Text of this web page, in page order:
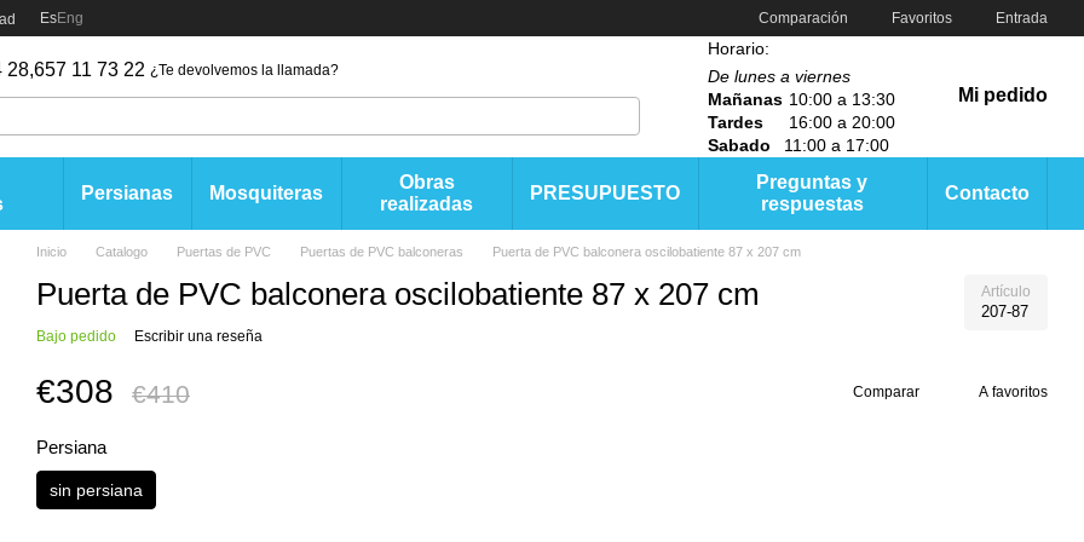
EsEng Comparación Favoritos Entrada
28,657 11 73 22 ¿Te devolvemos la llamada?
Horario:
De lunes a viernes
Mañanas 10:00 a 13:30
Tardes
16:00 a 20:00
Sabado
11:00 a 17:00
Mi pedido
Persianas Mosquiteras
Obras
realizadas
PRESUPUESTO
Preguntas y
respuestas
Contacto
Inicio Catalogo Puertas de PVC Puertas de PVC balconeras Puerta de PVC balconera oscilobatiente 87 x 207 cm
Puerta de PVC balconera oscilobatiente 87 x 207 cm Artículo
207-87
Bajo pedido Escribir una reseña
€308 €410 Comparar A favoritos
Persiana
sin persiana